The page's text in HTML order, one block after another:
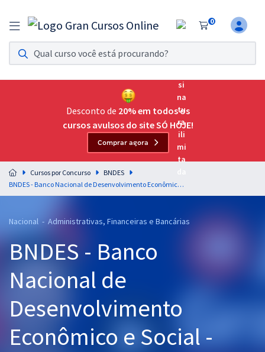
0
Assinatura Ilimitada 11
Acesso a todos os cursos. Teste grátis por 7 dias!
Assinatura OAB Até Passar
Acesso ilimitado a toda preparação para o Exame da
Residências Multiprofissionais
Preparação completa e intensiva para as principais
residências em saúde do Brasil
Cursos 20% OFF
Pós
Graduação
OAB
Desconto de 20% em todos os
cursos avulsos do site SÓ HOJE!
Comprar agora
Cursos por Concurso
BNDES
BNDES - Banco Nacional de Desenvolvimento Econômico e Social - Técnico Administrativo (com opção de Inglês)
Nacional - Administrativas, Financeiras e Bancárias
BNDES - Banco
Nacional de
Desenvolvimento
Econômico e Social -